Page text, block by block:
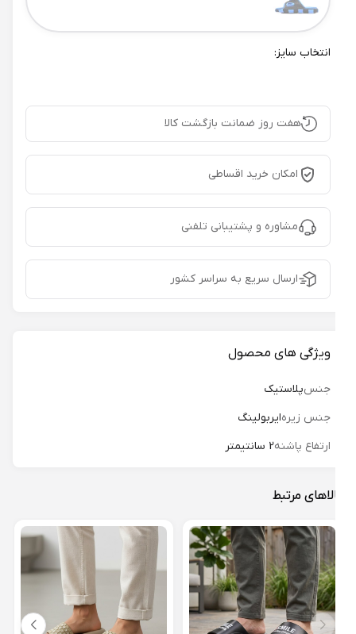
انتخاب سایز:
هفت روز ضمانت بازگشت کالا
امکان خرید اقساطی
مشاوره و پشتیبانی تلفنی
ارسال سریع به سراسر کشور
ویژگی های محصول
جنسپلاستیک
جنس زیره ایربولینگ
ارتفاع پاشنه2 سانتیمتر
مرتبط